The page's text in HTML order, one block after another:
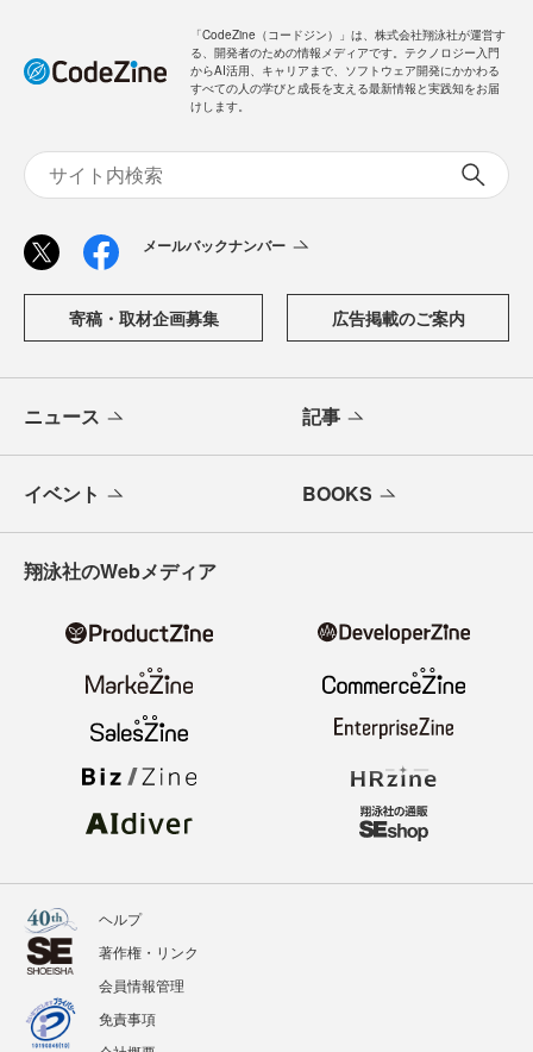
ログイン
からAI活用、キャリアまで、ソフトウェア開発にかかわる
すべての人の学びと成長を支える最新情報と実践知をお届
ニュース 記事
イベント BOOKS